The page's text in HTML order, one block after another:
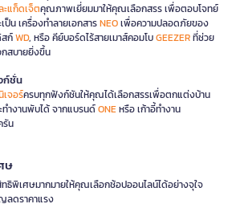
ะแก็ดเจ็ตคุณภาพเยี่ยมมาให้คุณเลือกสรร เพื่อตอบโจทย์
น เครื่องทำลายเอกสารNEOเพื่อความปลอดภัยของ
ก์WD, หรือ คีย์บอร์ดไร้สายเมาส์คอมโบGEEZERที่ช่วย
สบายยิ่งขึ้น
ก์ชั่น
เจอร์ครบทุกฟังก์ชันให้คุณได้เลือกสรรเพื่อตกแต่งบ้าน
ทำงานพับได้ จากแบรนด์ONEหรือ เก้าอี้ทำงาน
รัน
ษ
ทธิพิเศษมากมายให้คุณเลือกช้อปออนไลน์ได้อย่างจุใจ
ลดราคาแรง